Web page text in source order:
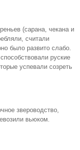
(сарана, чекана и
считали
было развито слабо.
руские
успевали созреть
звероводство,
вьюком.